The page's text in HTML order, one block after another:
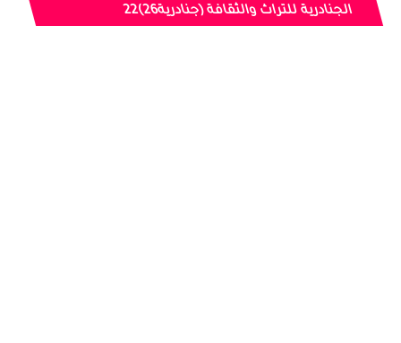
الجنادرية للتراث والثقافة (جنادرية26)22